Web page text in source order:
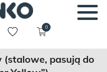
0
(stalowe, pasują do